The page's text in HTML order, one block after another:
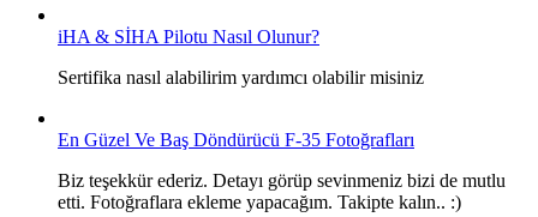
iHA & SİHA Pilotu Nasıl Olunur?
Sertifika nasıl alabilirim yardımcı olabilir misiniz
En Güzel Ve Baş Döndürücü F-35 Fotoğrafları
Biz teşekkür ederiz. Detayı görüp sevinmeniz bizi de mutlu
etti. Fotoğraflara ekleme yapacağım. Takipte kalın.. :)